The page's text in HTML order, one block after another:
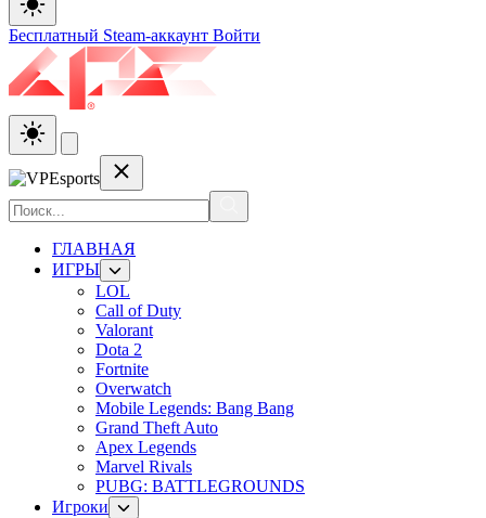
Бесплатный Steam-аккаунт Войти
ГЛАВНАЯ
ИГРЫ
LOL
Call of Duty
Valorant
Dota 2
Fortnite
Overwatch
Mobile Legends: Bang Bang
Grand Theft Auto
Apex Legends
Marvel Rivals
PUBG: BATTLEGROUNDS
Игроки